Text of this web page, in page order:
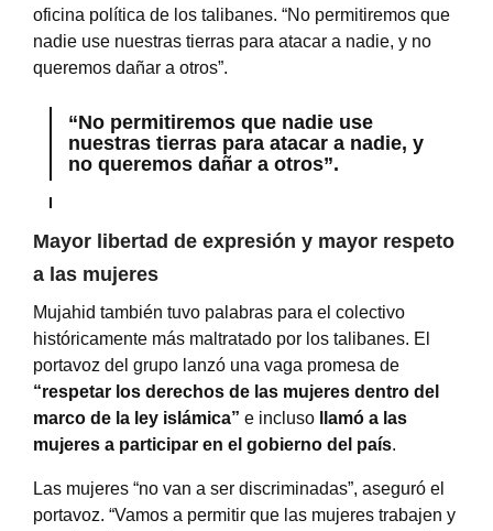
oficina política de los talibanes. “No permitiremos que
nadie use nuestras tierras para atacar a nadie, y no
queremos dañar a otros”.
“No permitiremos que nadie use
nuestras tierras para atacar a nadie, y
no queremos dañar a otros”.
Mayor libertad de expresión y mayor respeto
a las mujeres
Mujahid también tuvo palabras para el colectivo
históricamente más maltratado por los talibanes. El
portavoz del grupo lanzó una vaga promesa de
“respetar los derechos de las mujeres dentro del
marco de la ley islámica” e incluso
llamó a las
mujeres a participar en el gobierno del país.
Las mujeres “no van a ser discriminadas”, aseguró el
portavoz. “Vamos a permitir que las mujeres trabajen y